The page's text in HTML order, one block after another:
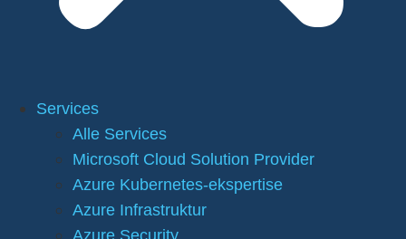
Services
Alle Services
Microsoft Cloud Solution Provider
Azure Kubernetes-ekspertise
Azure Infrastruktur